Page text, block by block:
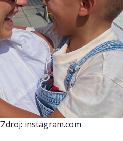
instagram.com